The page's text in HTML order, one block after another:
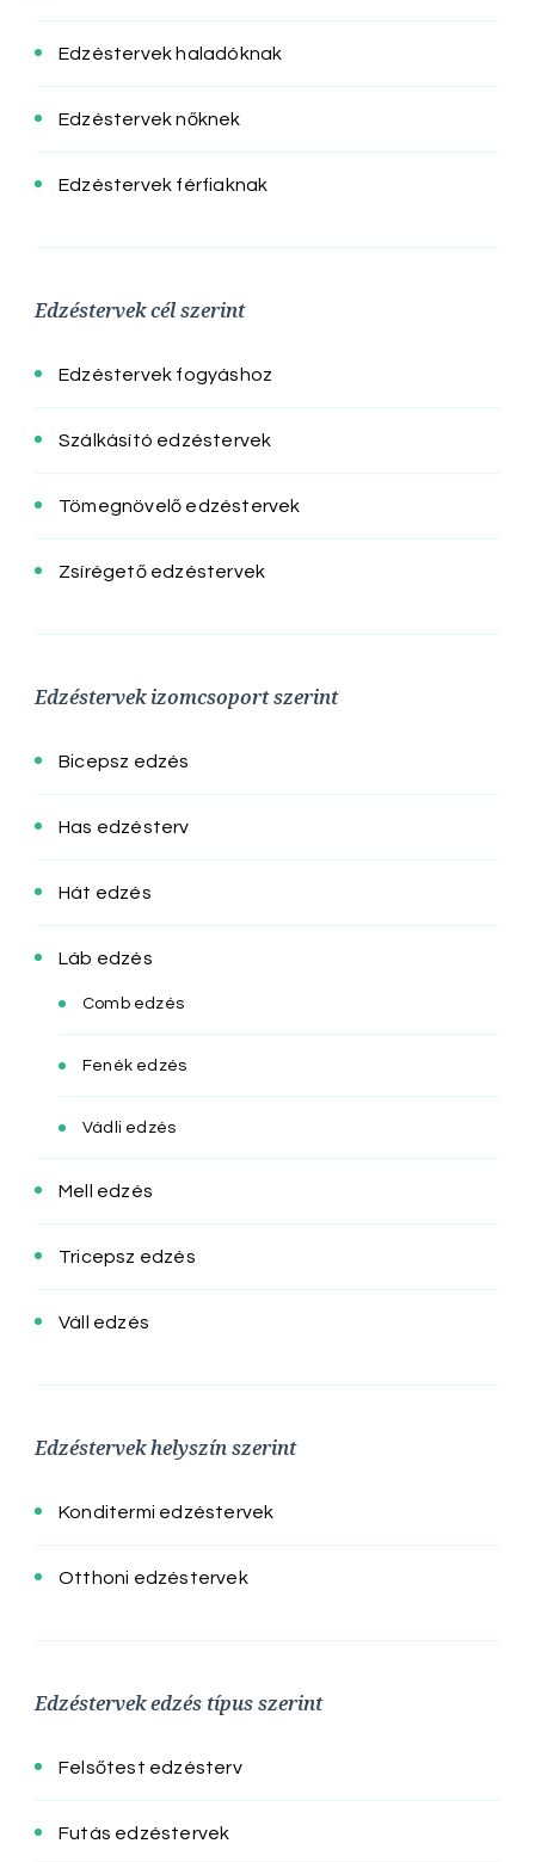
Edzéstervek haladóknak
Edzéstervek nőknek
Edzéstervek férfiaknak
Edzéstervek cél szerint
Edzéstervek fogyáshoz
Szálkásító edzéstervek
Tömegnövelő edzéstervek
Zsírégető edzéstervek
Edzéstervek izomcsoport szerint
Bicepsz edzés
Has edzésterv
Hát edzés
Láb edzés
Comb edzés
Fenék edzés
Vádli edzés
Mell edzés
Tricepsz edzés
Váll edzés
Edzéstervek helyszín szerint
Konditermi edzéstervek
Otthoni edzéstervek
Edzéstervek edzés típus szerint
Felsőtest edzésterv
Futás edzéstervek